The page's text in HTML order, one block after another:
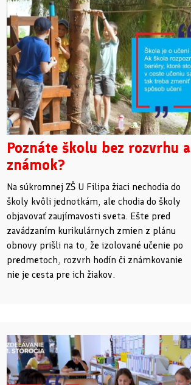
Poznáte školu bez rozvrhu a
známok?
Na súkromnej ZŠ U Filipa žiaci nechodia do
školy kvôli jednotkám, ale chodia do školy
objavovať zaujímavosti sveta. Ešte pred
zavádzaním kurikulárnych zmien z plánu
obnovy prišli na to, že izolované učenie po
predmetoch, rozvrh hodín či známkovanie
nie je cesta pre ich žiakov.